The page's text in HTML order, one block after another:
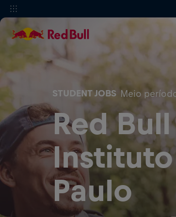
STUDENT JOBS Meio
Red
Instituto
Paulo